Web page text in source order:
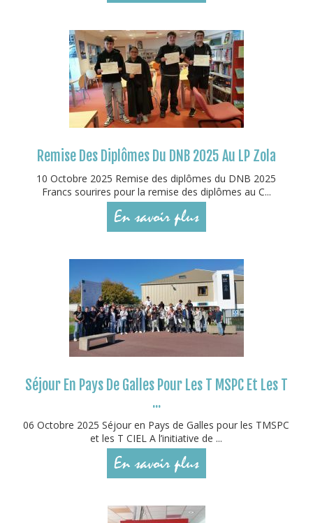
Remise Des Diplômes Du DNB 2025 Au LP Zola
10 Octobre 2025 Remise des diplômes du DNB 2025
Francs sourires pour la remise des diplômes au C...
En savoir plus
Séjour En Pays De Galles Pour Les T MSPC Et Les T
...
06 Octobre 2025 Séjour en Pays de Galles pour les TMSPC
et les T CIEL A l’initiative de ...
En savoir plus